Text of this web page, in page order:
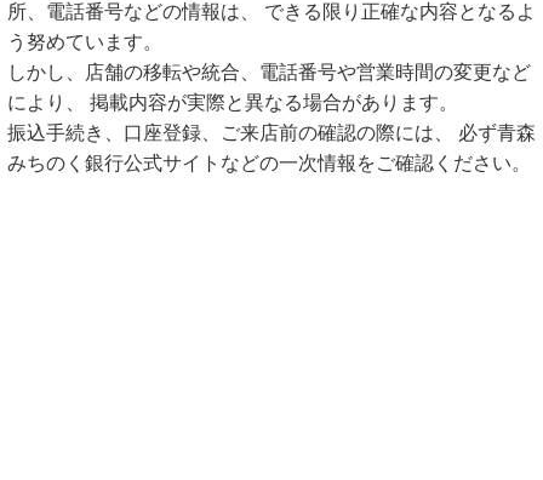
所、電話番号などの情報は、 できる限り正確な内容となるよ
う努めています。
しかし、店舗の移転や統合、電話番号や営業時間の変更など
により、 掲載内容が実際と異なる場合があります。
振込手続き、口座登録、ご来店前の確認の際には、 必ず青森
みちのく銀行公式サイトなどの一次情報をご確認ください。